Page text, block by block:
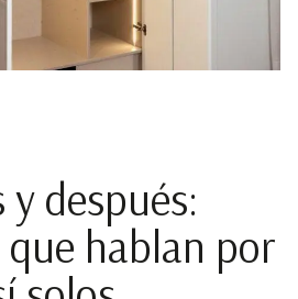
y después:
hablan por